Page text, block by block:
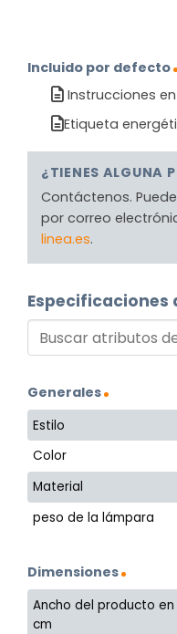
Incluido por defecto
Instrucciones
Etiqueta
¿TIENES ALGUNA
Contáctenos.
por correo
linea.es.
Especificaciones
Generales
Estilo
Color
Material
peso de la lámpara
Dimensiones
Ancho del producto en
cm